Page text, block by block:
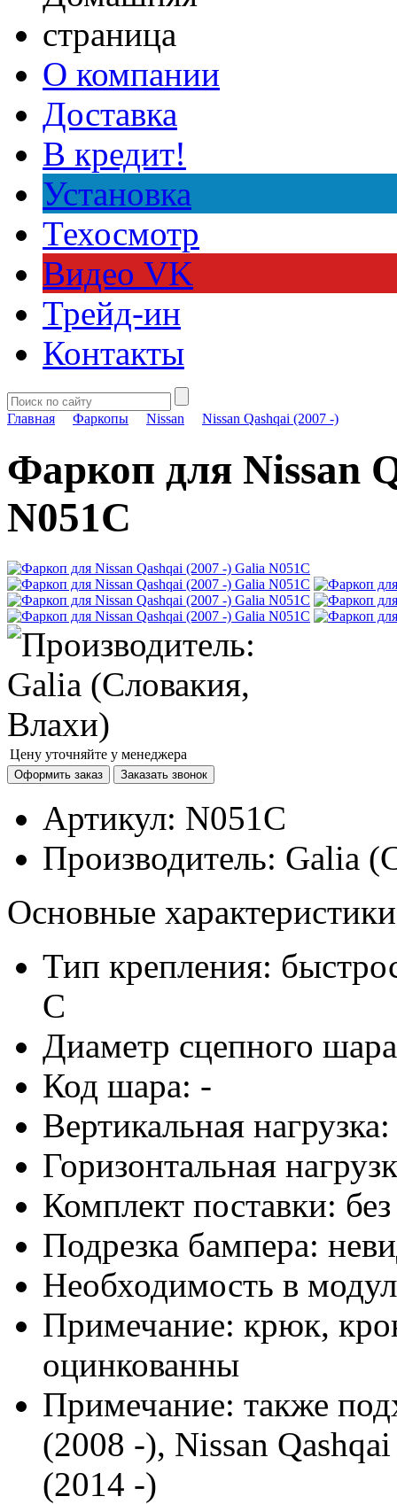
О компании
Доставка
В кредит!
Установка
Техосмотр
Видео VK
Трейд-ин
Контакты
Главная Фаркопы Nissan Nissan Qashqai (2007 -)
Фаркоп для Nissan
N051C
Цену уточняйте у менеджера
Артикул: N051C
Производитель: Galia
Основные
Тип крепления:
C
Диаметр сцепного
Код шара: -
Вертикальная
Горизонтальная
Комплект поставки: без
Подрезка бампера:
Необходимость в
Примечание: крюк,
оцинкованны
Примечание: также
(2008 -), Nissan
(2014 -)